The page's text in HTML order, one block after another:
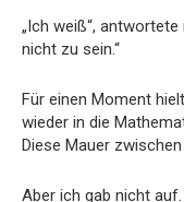
„Ich weiß“,
nicht zu sein.“
Für einen Moment
wieder in die
Diese Mauer
Aber ich gab nicht